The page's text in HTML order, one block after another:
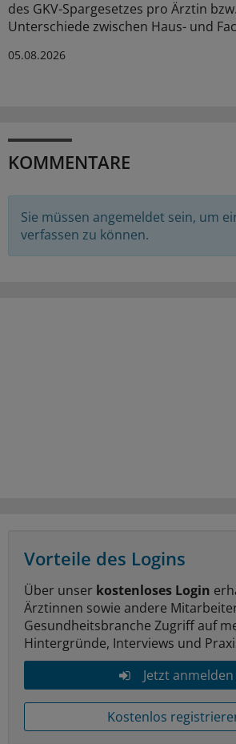
des GKV-Spargesetzes pro Ärztin
Unterschiede zwischen Haus- und
05.08.2026
KOMMENTARE
Sie müssen angemeldet sein, um
verfassen zu können.
Vorteile des Logins
Über unser kostenloses Login
Ärztinnen sowie andere
Gesundheitsbranche Zugriff auf
Hintergründe, Interviews und
Jetzt anmelden
Kostenlos